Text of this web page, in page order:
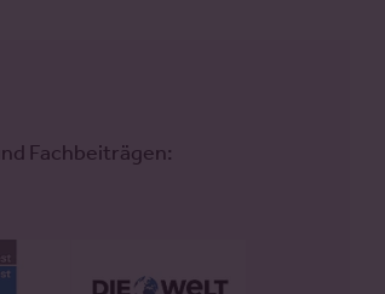
Fachbeiträgen: